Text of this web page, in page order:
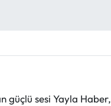
güçlü sesi Yayla Haber,